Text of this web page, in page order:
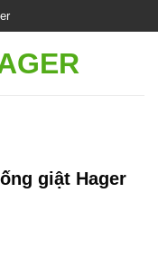
giật Hager